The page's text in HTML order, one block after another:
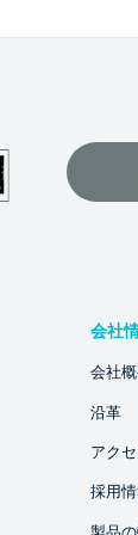
会社
会社
沿革
アク
採用